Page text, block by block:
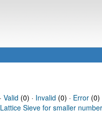
Valid (0) · Invalid (0) · Error(0)
Sieve for smaller